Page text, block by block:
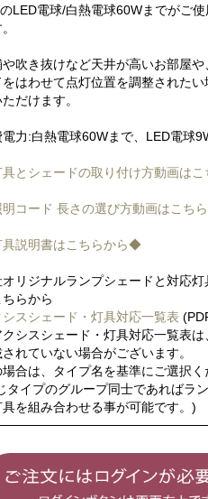
LED電球/白熱電球60Wまでがご
や吹き抜けなど天井が高いお部屋や
をはわせて点灯位置を調整された
だけます。
電力:白熱電球60Wまで、LED電球
とシェードの取り付け方動画は
コード 長さの選び方動画はこち
説明書はこちらから◆
オリジナルランプシェードと対応灯
ちらから
シスシェード・灯具対応一覧表
シスシェード・灯具対応一覧表は
れていない場合がございます。
場合は、タイプ名を基準にご選択く
タイプのグループ同士であればラ
具を組み合わせる事が可能です。)